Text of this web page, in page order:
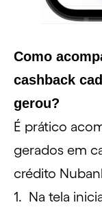
Como
cashback
gerou?
É prático
gerados em
crédito
Na tela